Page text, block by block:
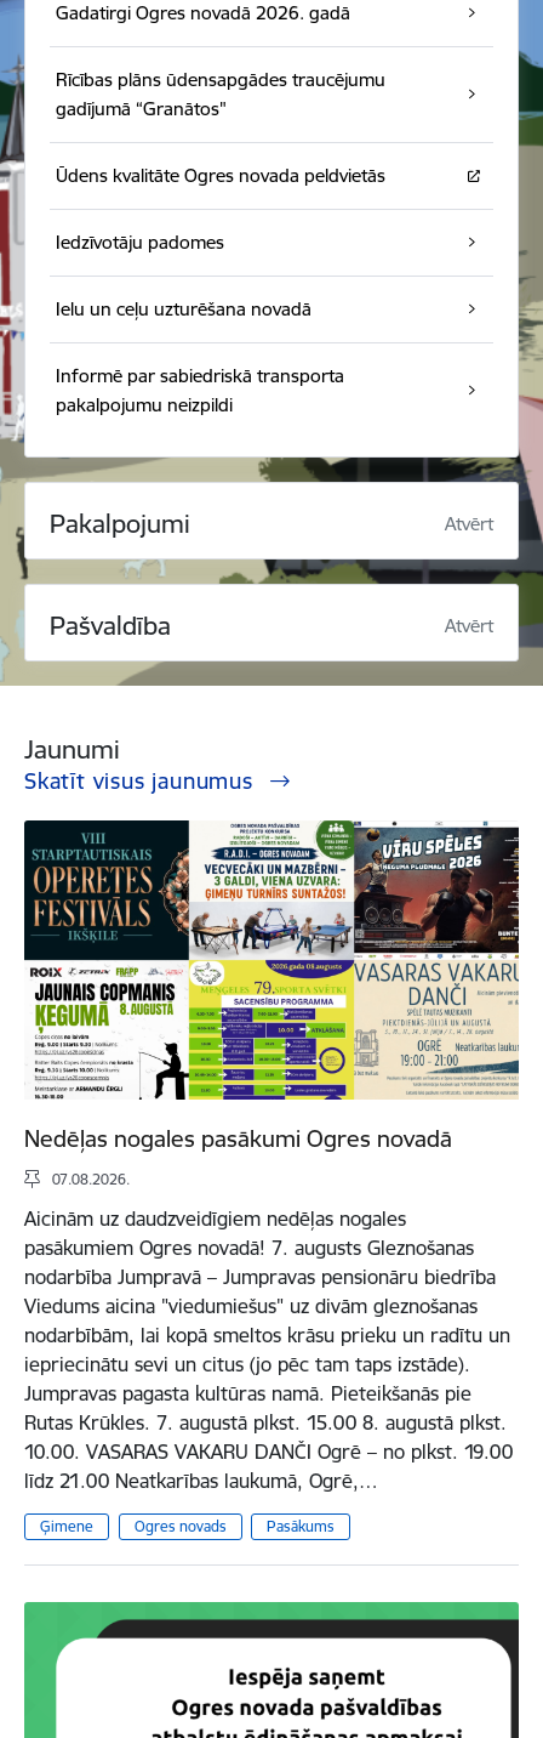
Gadatirgi Ogres novadā 2026. gadā
Rīcības plāns ūdensapgādes traucējumu
gadījumā “Granātos"
Ūdens kvalitāte Ogres novada peldvietās
Iedzīvotāju padomes
Ielu un ceļu uzturēšana novadā
Informē par sabiedriskā transporta
pakalpojumu neizpildi
Pakalpojumi Atvērt
Pašvaldība Atvērt
Jaunumi
Skatīt visus jaunumus
Nedēļas nogales pasākumi Ogres novadā
07.08.2026.
Aicinām uz daudzveidīgiem nedēļas nogales
pasākumiem Ogres novadā! 7. augusts Gleznošanas
nodarbība Jumpravā – Jumpravas pensionāru biedrība
Viedums aicina "viedumiešus" uz divām gleznošanas
nodarbībām, lai kopā smeltos krāsu prieku un radītu un
iepriecinātu sevi un citus (jo pēc tam taps izstāde).
Jumpravas pagasta kultūras namā. Pieteikšanās pie
Rutas Krūkles. 7. augustā plkst. 15.00 8. augustā plkst.
10.00. VASARAS VAKARU DANČI Ogrē – no plkst. 19.00
līdz 21.00 Neatkarības laukumā, Ogrē,…
Ģimene Ogres novads Pasākums